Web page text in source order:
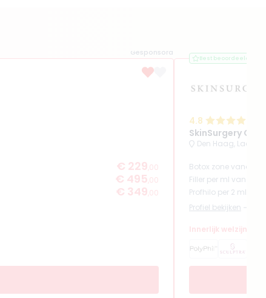
Gesponsord
€ 229 ,00
€ 495 ,00
€ 349 ,00
Best beoordeeld
4.8
SkinSurgery
Den Haag, Laan
Botox zone vanaf
Filler per ml vanaf
Profhilo per 2 ml
Profiel bekijken
Innerlijk welzijn en